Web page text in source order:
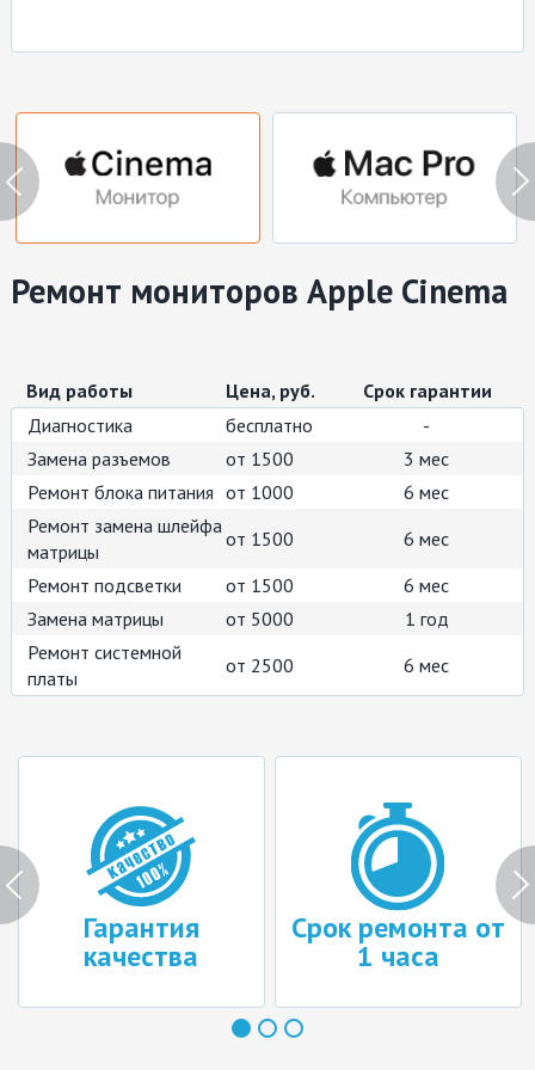
Ремонт моноблоков
Восстановление данных
Ремонт мониторов Apple Cinema
Вид работы Цена, руб.
Срок гарантии
Диагностика
бесплатно
-
Замена разъемов
от 1500
3 мес
Ремонт блока питания от 1000
6 мес
Ремонт замена шлейфа
матрицы
от 1500
6 мес
Ремонт подсветки
от 1500
6 мес
Замена матрицы
от 5000
1 год
Ремонт системной
платы
от 2500 6 мес
Гарантия
качества
Срок ремонта от
1 часа